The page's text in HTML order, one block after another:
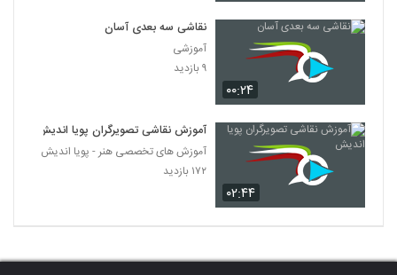
۰۰:۲۴
نقاشی سه بعدی آسان
آموزشی
۹ بازدید
۰۲:۴۴
آموزش نقاشی تصویرگران پویا اندیش
آموزش های تخصصی هنر - پویا اندیش
۱۷۲ بازدید